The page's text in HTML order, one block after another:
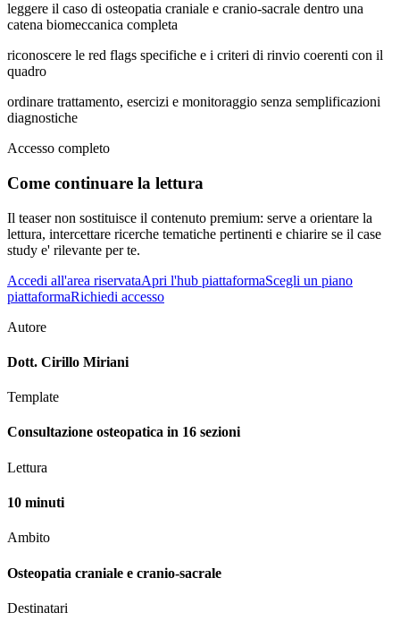
leggere il caso di osteopatia craniale e cranio-sacrale dentro una
catena biomeccanica completa
riconoscere le red flags specifiche e i criteri di rinvio coerenti con il
quadro
ordinare trattamento, esercizi e monitoraggio senza semplificazioni
diagnostiche
Accesso completo
Come continuare la lettura
Il teaser non sostituisce il contenuto premium: serve a orientare la
lettura, intercettare ricerche tematiche pertinenti e chiarire se il case
study e' rilevante per te.
Accedi all'area riservataApri l'hub piattaformaScegli un piano
piattaformaRichiedi accesso
Autore
Dott. Cirillo Miriani
Template
Consultazione osteopatica in 16 sezioni
Lettura
10 minuti
Ambito
Osteopatia craniale e cranio-sacrale
Destinatari